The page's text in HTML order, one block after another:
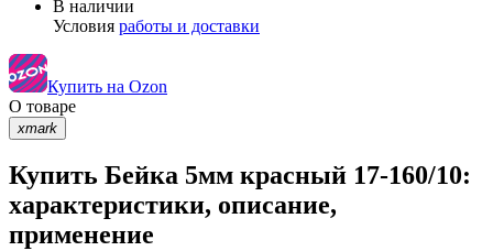
В наличии
Условия работы и доставки
Купить на Ozon
О товаре
xmark
Купить Бейка 5мм красный 17-160/10:
характеристики, описание,
применение